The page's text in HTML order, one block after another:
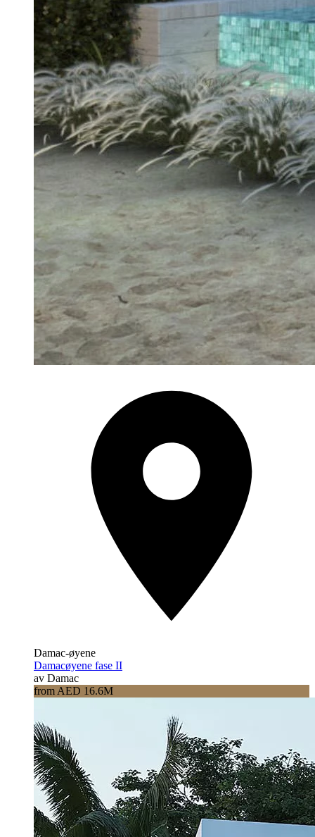
Damac-øyene
Damacøyene fase II
av Damac
from AED 16.6M